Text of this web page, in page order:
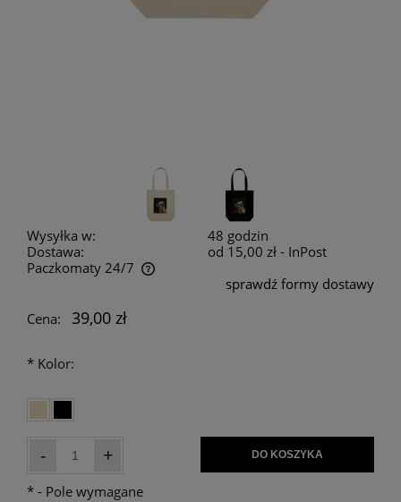
Wysyłka w:
48 godzin
Dostawa:
od 15,00 zł - InPost
Paczkomaty 24/7
Cena nie zawiera ewentualnych kosztów płatności
sprawdź formy dostawy
Cena:
39,00 zł
* Kolor:
- + DO KOSZYKA
* - Pole wymagane